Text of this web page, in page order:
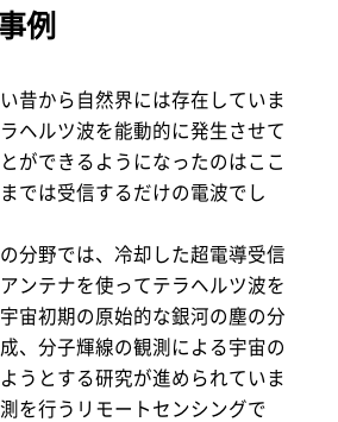
例
昔から自然界には存在していま
ヘルツ波を能動的に発生させて
ができるようになったのはここ
では受信するだけの電波でし
分野では、冷却した超電導受信
ンテナを使ってテラヘルツ波を
宙初期の原始的な銀河の塵の分
、分子輝線の観測による宇宙の
うとする研究が進められていま
を行うリモートセンシングで